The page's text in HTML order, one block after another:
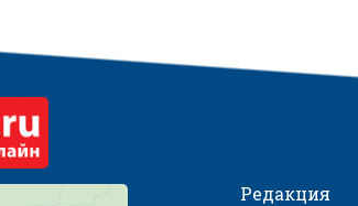
Редакция